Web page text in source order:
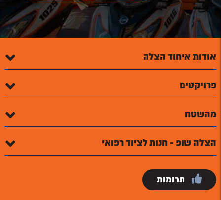
אודות איחוד הצלה
פרויקטים
מהשטח
הצלה שופ - חנות לציוד רפואי
תרומות